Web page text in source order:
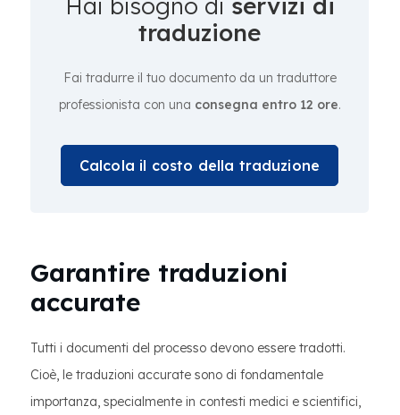
traduzione
Fai tradurre il tuo documento da un traduttore
professionista con una consegna entro 12 ore.
Calcola il costo della traduzione
Garantire traduzioni
accurate
Tutti i documenti del processo devono essere tradotti.
Cioè, le traduzioni accurate sono di fondamentale
importanza, specialmente in contesti medici e scientifici,